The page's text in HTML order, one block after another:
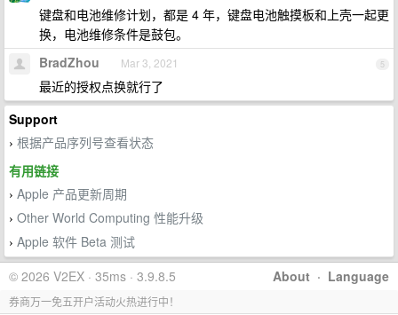
键盘和电池维修计划，都是 4 年，键盘电池触摸板和上壳一起更
换，电池维修条件是鼓包。
5
BradZhou Mar 3, 2021
最近的授权点换就行了
Support
› 根据产品序列号查看状态
有用链接
› Apple 产品更新周期
› Other World Computing 性能升级
› Apple 软件 Beta 测试
About · Language
© 2026 V2EX · 35ms · 3.9.8.5
券商万一免五开户活动火热进行中！